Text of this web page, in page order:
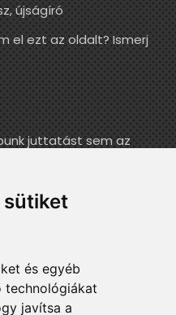
sütiket
és egyéb
technológiákat
javítsa a
újságíró
el ezt az oldalt? Ismerj
juttatást sem az
Ha szeretnél segíteni
feldolgozásában,